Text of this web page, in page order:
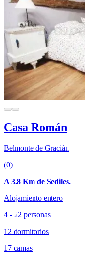
Casa Román
Belmonte de Gracián
(0)
A 3.8 Km de Sediles.
Alojamiento entero
4 - 22 personas
12 dormitorios
17 camas